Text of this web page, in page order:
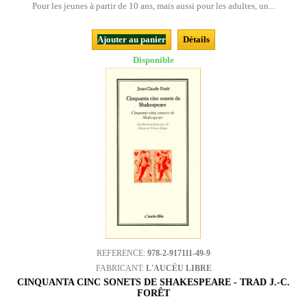
Pour les jeunes à partir de 10 ans, mais aussi pour les adultes, un...
Ajouter au panier
Détails
Disponible
REFERENCE: 978-2-917111-49-9
FABRICANT: L'AUCÈU LIBRE
CINQUANTA CINC SONETS DE SHAKESPEARE - TRAD J.-C.
FORÊT